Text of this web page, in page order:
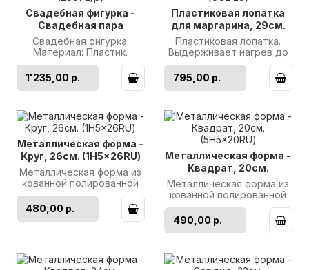
Свадебная фигурка -
Свадебная пара
(28972/p)
Свадебная фигурка.
Материал: Пластик.
Высота: 15см.
Производитель: Modecor..
1'235,00 р.
Пластиковая лопатка
для маргарина, 29см.
(COL 29)
Пластиковая лопатка.
Выдерживает нагрев до
130 градусов. Размер:
29*6,3см.
Производитель: Mar..
795,00 р.
Металлическая форма -
Круг, 26см. (1H5x26RU)
Металлическая форма из
кованной полированной
стали. Диаметр: 26см.
Высота: 5см.
Производитель..
480,00 р.
Металлическая форма -
Квадрат, 20см.
(5H5x20RU)
Металлическая форма из
кованной полированной
нержавеющей стали.
Длины сторон: 20см.
Высота: 5с..
490,00 р.